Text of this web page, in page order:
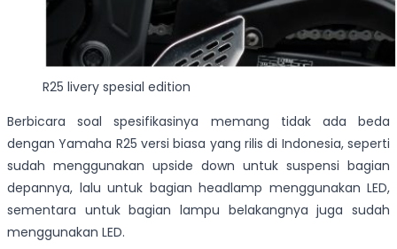
R25 livery spesial edition
Berbicara soal spesifikasinya memang tidak ada beda
dengan Yamaha R25 versi biasa yang rilis di Indonesia, seperti
sudah menggunakan upside down untuk suspensi bagian
depannya, lalu untuk bagian headlamp menggunakan LED,
sementara untuk bagian lampu belakangnya juga sudah
menggunakan LED.